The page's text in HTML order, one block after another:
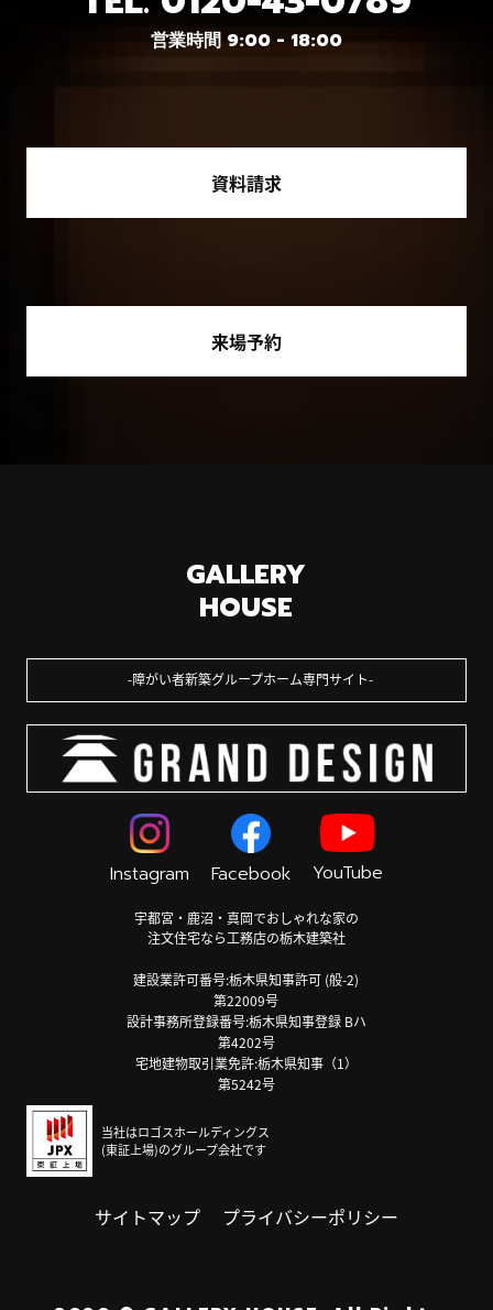
営業時間 9:00 - 18:00
資料請求
来場予約
GALLERY
HOUSE
障がい者新築グループホーム専門サイト
Instagram Facebook YouTube
宇都宮・鹿沼・真岡でおしゃれな家の
注文住宅なら工務店の栃木建築社
建設業許可番号:栃木県知事許可 (般-2)
第22009号
設計事務所登録番号:栃木県知事登録 Bハ
第4202号
宅地建物取引業免許:栃木県知事（1）
第5242号
当社はロゴスホールディングス
(東証上場)のグループ会社です
サイトマップ プライバシーポリシー